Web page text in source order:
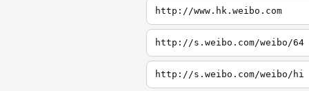
http://www.hk.weibo.com
http://s.weibo.com/weibo/64
http://s.weibo.com/weibo/hi